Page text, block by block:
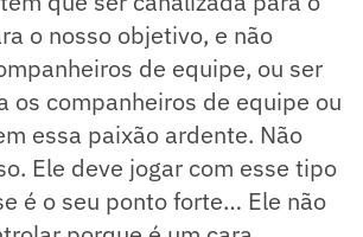
o nosso objetivo, e não
de equipe, ou ser
os companheiros de equipe ou
essa paixão ardente. Não
Ele deve jogar com esse tipo
é o seu ponto forte… Ele não